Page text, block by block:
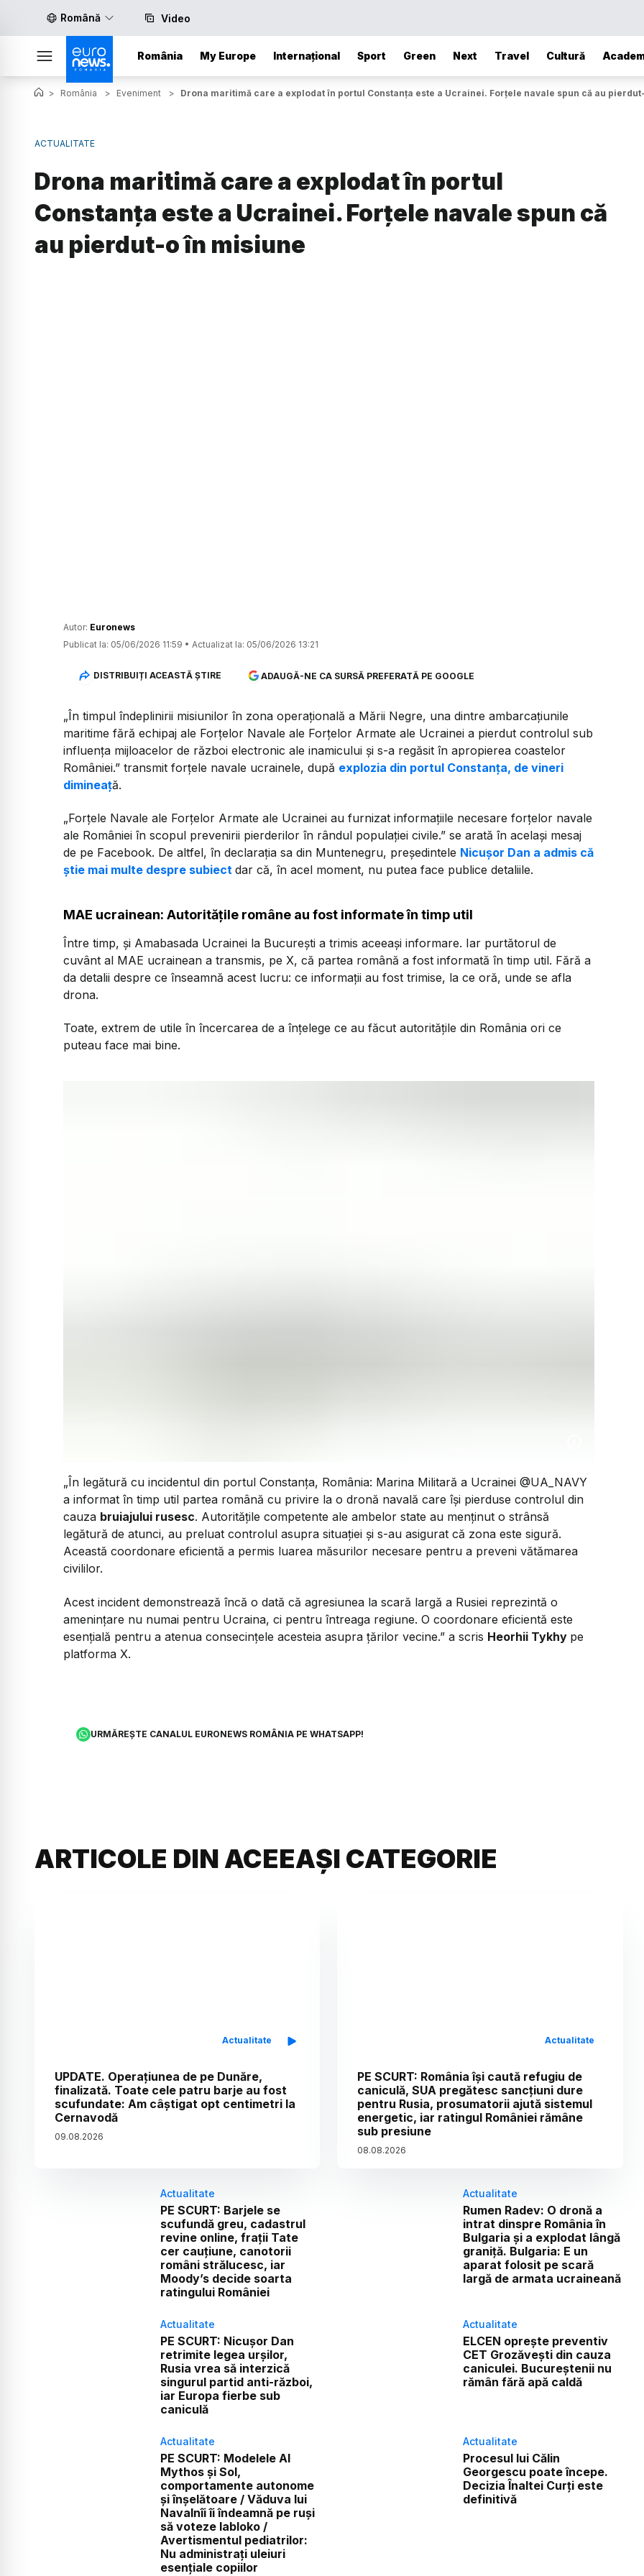
Română Video
România My Europe Internațional Sport Green Next Travel Cultură
> România > Eveniment > Drona maritimă care a explodat în portul Constanța este a Ucrainei. Forțele navale spun că au
ACTUALITATE
Drona maritimă care a explodat în portul
Constanța este a Ucrainei. Forțele navale spun că
au pierdut-o în misiune
Autor: Euronews
Publicat la: 05/06/2026 11:59 • Actualizat la: 05/06/2026 13:21
DISTRIBUIȚI ACEASTĂ ȘTIRE ADAUGĂ-NE CA SURSĂ PREFERATĂ PE GOOGLE
„În timpul îndeplinirii misiunilor în zona operațională a Mării Negre, una dintre ambarcațiunile
maritime fără echipaj ale Forțelor Navale ale Forțelor Armate ale Ucrainei a pierdut controlul sub
influența mijloacelor de război electronic ale inamicului și s-a regăsit în apropierea coastelor
României.” transmit forțele navale ucrainele, după explozia din portul Constanța, de vineri
dimineață.
„Forțele Navale ale Forțelor Armate ale Ucrainei au furnizat informațiile necesare forțelor navale
ale României în scopul prevenirii pierderilor în rândul populației civile.” se arată în același mesaj
de pe Facebook. De altfel, în declarația sa din Muntenegru, președintele Nicușor Dan a admis că
știe mai multe despre subiect dar că, în acel moment, nu putea face publice detaliile.
MAE ucrainean: Autoritățile române au fost informate în timp util
Între timp, și Amabasada Ucrainei la București a trimis aceeași informare. Iar purtătorul de
cuvânt al MAE ucrainean a transmis, pe X, că partea română a fost informată în timp util. Fără a
da detalii despre ce înseamnă acest lucru: ce informații au fost trimise, la ce oră, unde se afla
drona.
Toate, extrem de utile în încercarea de a înțelege ce au făcut autoritățile din România ori ce
puteau face mai bine.
„În legătură cu incidentul din portul Constanța, România: Marina Militară a Ucrainei @UA_NAVY
a informat în timp util partea română cu privire la o dronă navală care își pierduse controlul din
cauza bruiajului rusesc. Autoritățile competente ale ambelor state au menținut o strânsă
legătură de atunci, au preluat controlul asupra situației și s-au asigurat că zona este sigură.
Această coordonare eficientă a permis luarea măsurilor necesare pentru a preveni vătămarea
civililor.
Acest incident demonstrează încă o dată că agresiunea la scară largă a Rusiei reprezintă o
amenințare nu numai pentru Ucraina, ci pentru întreaga regiune. O coordonare eficientă este
esențială pentru a atenua consecințele acesteia asupra țărilor vecine.” a scris Heorhii Tykhy pe
platforma X.
URMĂREȘTE CANALUL EURONEWS ROMÂNIA PE WHATSAPP!
ARTICOLE DIN ACEEAȘI CATEGORIE
Actualitate
UPDATE. Operațiunea de pe Dunăre,
finalizată. Toate cele patru barje au fost
scufundate: Am câștigat opt centimetri la
Cernavodă
09.08.2026
Actualitate
PE SCURT: România își caută refugiu de
caniculă, SUA pregătesc sancțiuni dure
pentru Rusia, prosumatorii ajută sistemul
energetic, iar ratingul României rămâne
sub presiune
08.08.2026
Actualitate
PE SCURT: Barjele se
scufundă greu, cadastrul
revine online, frații Tate
cer cauțiune, canotorii
români strălucesc, iar
Moody’s decide soarta
ratingului României
Actualitate
Rumen Radev: O dronă a
intrat dinspre România în
Bulgaria și a explodat lângă
graniță. Bulgaria: E un
aparat folosit pe scară
largă de armata ucraineană
Actualitate
PE SCURT: Nicușor Dan
retrimite legea urșilor,
Rusia vrea să interzică
singurul partid anti-război,
iar Europa fierbe sub
caniculă
Actualitate
ELCEN oprește preventiv
CET Grozăvești din cauza
caniculei. Bucureștenii nu
rămân fără apă caldă
Actualitate
PE SCURT: Modelele AI
Mythos și Sol,
comportamente autonome
și înșelătoare / Văduva lui
Navalnîi îi îndeamnă pe ruși
să voteze Iabloko /
Avertismentul pediatrilor:
Nu administrați uleiuri
esențiale copiilor
Actualitate
Procesul lui Călin
Georgescu poate începe.
Decizia Înaltei Curți este
definitivă